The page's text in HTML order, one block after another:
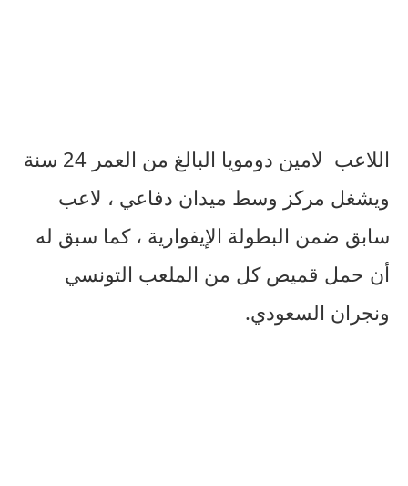
اللاعب لامين دومويا البالغ من العمر 24 سنة
ويشغل مركز وسط ميدان دفاعي ، لاعب
سابق ضمن البطولة الإيفوارية ، كما سبق له
أن حمل قميص كل من الملعب التونسي
ونجران السعودي.